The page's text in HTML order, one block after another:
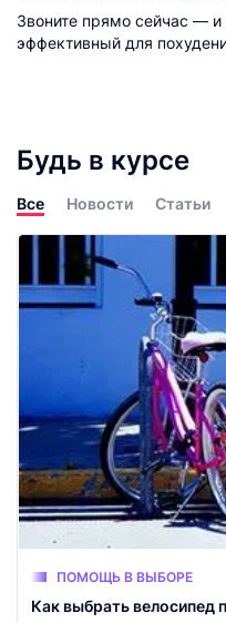
Звоните прямо сейчас —
эффективный для
Будь в курсе
Все Новости Статьи
ПОМОЩЬ В ВЫБОРЕ
Как выбрать велосипед